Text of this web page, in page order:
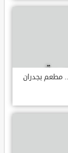
مطعم بجدران